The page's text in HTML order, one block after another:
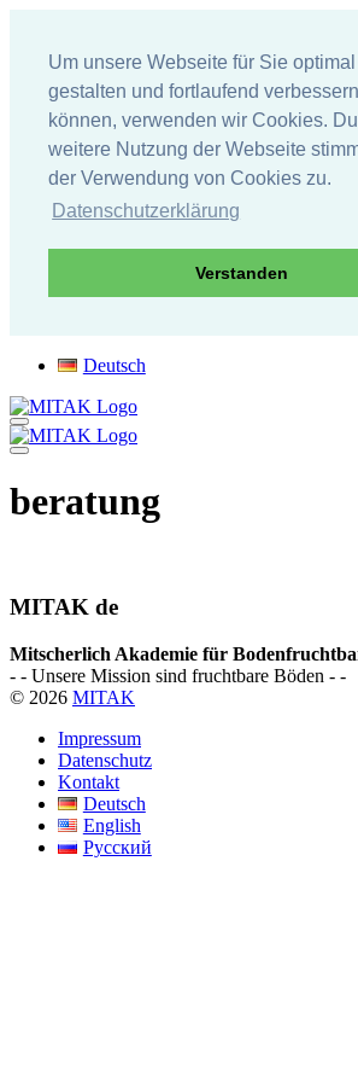
Um unsere Webseite für Sie optimal
gestalten und fortlaufend
können, verwenden wir Cookies.
weitere Nutzung der Webseite
der Verwendung von Cookies zu.
Datenschutzerklärung
Verstanden
zum
Deutsch
beratung
MITAK de
Mitscherlich Akademie für
- - Unsere Mission sind fruchtbare Böden - -
© 2026 MITAK
Impressum
Datenschutz
Kontakt
Deutsch
English
Русский